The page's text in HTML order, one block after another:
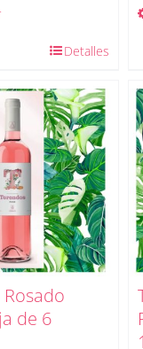
Detalles
de 6